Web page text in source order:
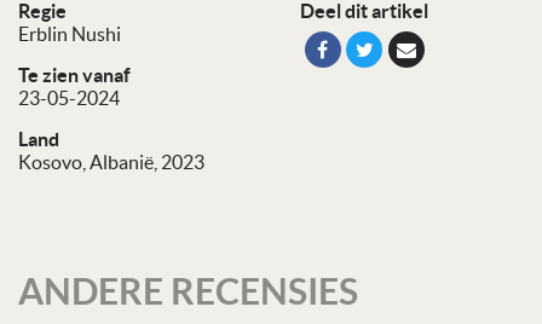
Regie
Erblin Nushi
Te zien vanaf
23-05-2024
Land
Kosovo, Albanië, 2023
Deel dit artikel
ANDERE RECENSIES